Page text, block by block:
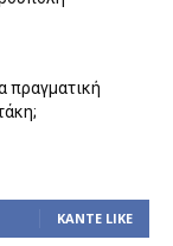
πραγματική
ΚΆΝΤΕ LIKE